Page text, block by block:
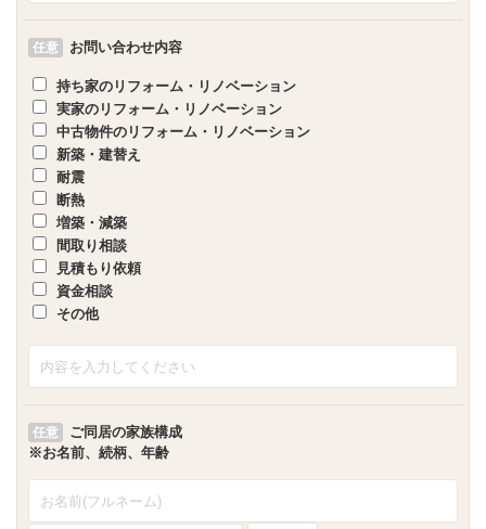
任意 お問い合わせ内容
持ち家のリフォーム・リノベーション
実家のリフォーム・リノベーション
中古物件のリフォーム・リノベーション
新築・建替え
耐震
断熱
増築・減築
間取り相談
見積もり依頼
資金相談
その他
任意
ご同居の家族構成
※お名前、続柄、年齢